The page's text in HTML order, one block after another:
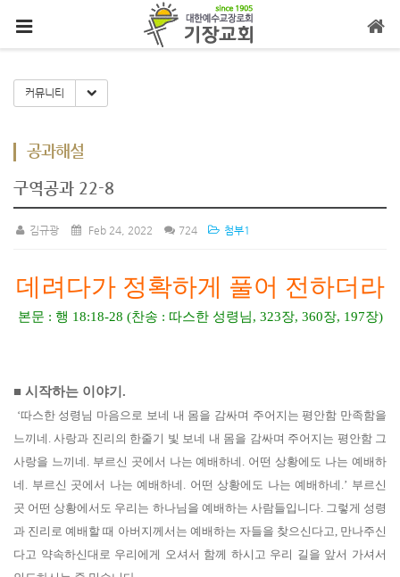
커뮤니티 Toggle Dropdown
공과해설
구역공과 22-8
김규광 Feb 24, 2022 724 첨부1
데려다가 정확하게 풀어 전하더라
본문 : 행 18:18-28 (찬송 : 따스한 성령님, 323장, 360장, 197장)
■ 시작하는 이야기 .
‘따스한 성령님 마음으로 보네 내 몸을 감싸며 주어지는 평안함 만족함을
느끼네 .사랑과 진리의 한줄기 빛 보네 내 몸을 감싸며 주어지는 평안함 그
사랑을 느끼네 . 부르신 곳에서 나는 예배하네 . 어떤 상황에도 나는 예배하
네 . 부르신 곳에서 나는 예배하네 . 어떤 상황에도 나는 예배하네 .’ 부르신
곳 어떤 상황에서도 우리는 하나님을 예배하는 사람들입니다. 그렇게 성령
과 진리로 예배할 때 아버지께서는 예배하는 자들을 찾으신다고, 만나주신
다고 약속하신대로 우리에게 오셔서 함께 하시고 우리 길을 앞서 가셔서